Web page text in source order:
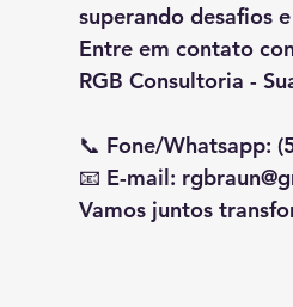
superando desafios
Entre em contato
RGB Consultoria -
📞 Fone/Whatsapp:
📧 E-mail:
Vamos juntos